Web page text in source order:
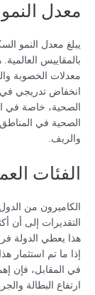
معدل
بالمقاييس
انخفاض تدريجي
الصحية، خاصة في
الصحية في
والريف.
الفئات
الكاميرون من
هذا يعطي الدولة
إذا ما تم استثمار
في المقابل، فإن
ارتفاع البطالة